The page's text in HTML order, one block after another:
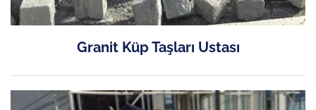
Granit Küp Taşları Ustası